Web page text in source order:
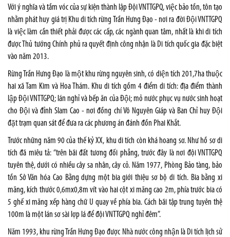
Với ý nghĩa và tầm vóc của sự kiện thành lập Đội VNTTGPQ, việc bảo tồn, tôn tạo
nhằm phát huy giá trị Khu di tích rừng Trần Hưng Đạo - nơi ra đời Đội VNTTGPQ
là việc làm cần thiết phải được các cấp, các ngành quan tâm, nhất là khi di tích
được Thủ tướng Chính phủ ra quyết định công nhận là Di tích quốc gia đặc biệt
vào năm 2013.
Rừng Trần Hưng Đạo là một khu rừng nguyên sinh, có diện tích 201,7ha thuộc
hai xã Tam Kim và Hoa Thám. Khu di tích gồm 4 điểm di tích: địa điểm thành
lập Đội VNTTGPQ; lán nghỉ và bếp ăn của Đội; mỏ nước phục vụ nước sinh hoạt
cho Đội và đỉnh Slam Cao - nơi đồng chí Võ Nguyên Giáp và Ban Chỉ huy Đội
đặt trạm quan sát để đưa ra các phương án đánh đồn Phai Khắt.
Trước những năm 90 của thế kỷ XX, khu di tích còn khá hoang sơ. Như hồ sơ di
tích đã miêu tả: “trên bãi đất tương đối phẳng, trước đây là nơi đội VNTTGPQ
tuyên thệ, dưới có nhiều cây sa nhân, cây cỏ. Năm 1977, Phòng Bảo tàng, bảo
tồn Sở Văn hóa Cao Bằng dựng một bia giới thiệu sơ bộ di tích. Bia bằng xi
măng, kích thước 0,6mx0,8m vít vào hai cột xi măng cao 2m, phía trước bia có
5 ghế xi măng xếp hàng chữ U quay về phía bia. Cách bãi tập trung tuyên thệ
100m là một lán sơ sài lợp lá để đội VNTTGPQ nghỉ đêm”.
Năm 1993, khu rừng Trần Hưng Đạo được Nhà nước công nhận là Di tích lịch sử